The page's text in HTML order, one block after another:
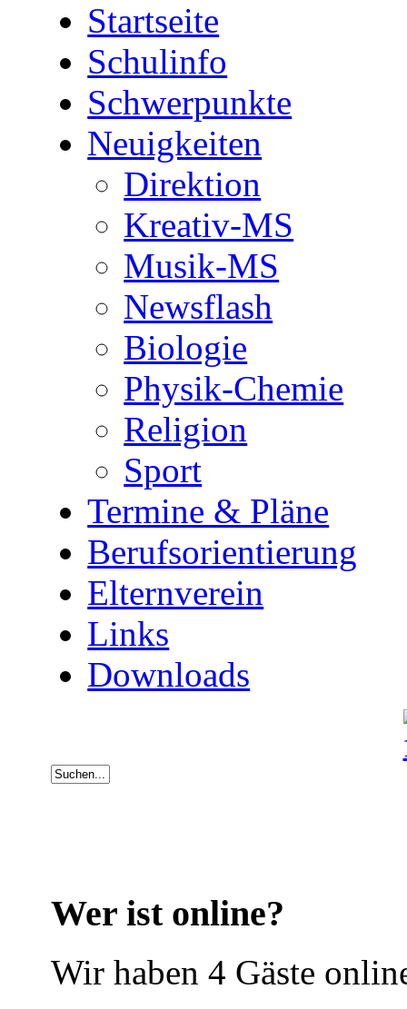
Startseite
Schulinfo
Schwerpunkte
Neuigkeiten
Direktion
Kreativ-MS
Musik-MS
Newsflash
Biologie
Physik-Chemie
Religion
Sport
Termine & Pläne
Berufsorientierung
Elternverein
Links
Downloads
Wer ist online?
Wir haben 4 Gäste